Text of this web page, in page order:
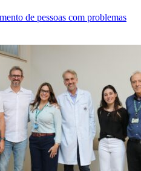
de pessoas com problemas